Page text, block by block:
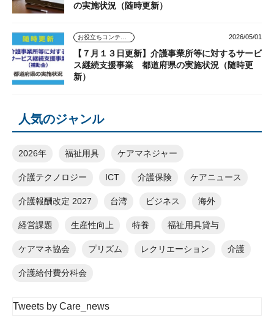
の実施状況（随時更新）
2026/05/01
【７月１３日更新】介護事業所等に対するサービ
ス継続支援事業 都道府県の実施状況（随時更
新）
人気のジャンル
2026年 福祉用具 ケアマネジャー
介護テクノロジー ICT 介護保険 ケアニュース
介護報酬改定 2027 台湾 ビジネス 海外
経営課題 生産性向上 特養 福祉用具貸与
ケアマネ協会 プリズム レクリエーション 介護
介護給付費分科会
Tweets by Care_news